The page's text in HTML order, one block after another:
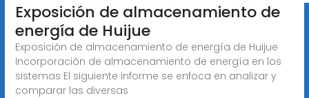
Exposición de almacenamiento de
energía de Huijue
Exposición de almacenamiento de energía de Huijue
Incorporación de almacenamiento de energía en los
sistemas El siguiente informe se enfoca en analizar y
comparar las diversas